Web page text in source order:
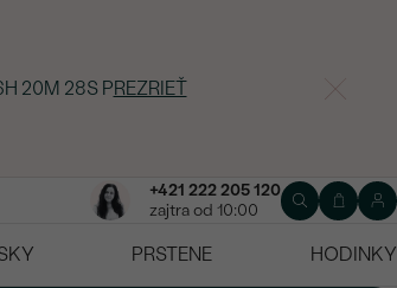
20M 27SPREZRIEŤ
+421 222 205 120
zajtra od 10:00
PRSTENE HODINKY